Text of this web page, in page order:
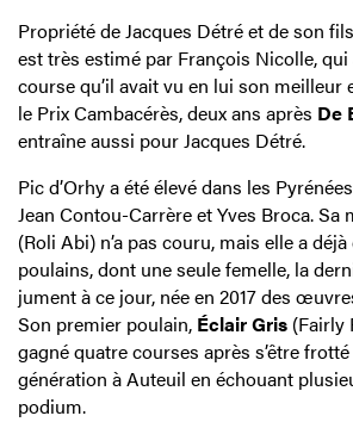
Propriété de Jacques Détré et de son
est très estimé par François Nicolle, qui
course qu’il avait vu en lui son
le Prix Cambacérès, deux ans après De
entraîne aussi pour Jacques Détré.
Pic d’Orhy a été élevé dans les
Jean Contou-Carrère et Yves Broca. Sa
(Roli Abi) n’a pas couru, mais elle a
poulains, dont une seule femelle, la
jument à ce jour, née en 2017 des
Son premier poulain, Éclair Gris (Fairly
gagné quatre courses après s’être
génération à Auteuil en échouant
podium.